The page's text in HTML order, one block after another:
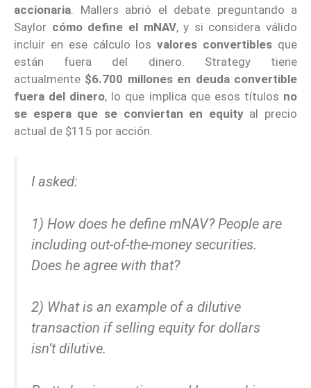
accionaria . Mallers abrió el debate preguntando a
Saylor cómo define el mNAV, y si considera válido
incluir en ese cálculo losvalores convertibles que
están fuera del dinero. Strategy tiene
actualmente $6.700 millones en deuda convertible
fuera del dinero, lo que implica que esos títulos no
se espera que se conviertan en equityal precio
actual de $115 por acción.
I asked:
1) How does he define mNAV? People are
including out-of-the-money securities.
Does he agree with that?
2) What is an example of a dilutive
transaction if selling equity for dollars
isn’t dilutive.